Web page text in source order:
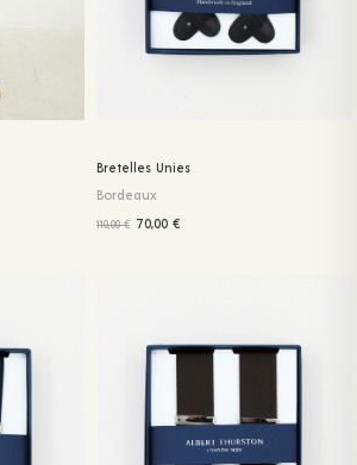
Bretelles Unies
Bordeaux
110,00€ 70,00 €